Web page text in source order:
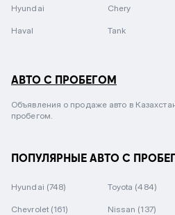
Hyundai Chery
Haval Tank
АВТО С ПРОБЕГОМ
Объявления о продаже авто в
пробегом.
ПОПУЛЯРНЫЕ АВТО С
Hyundai (748) Toyota (484)
Chevrolet (161) Nissan (137)